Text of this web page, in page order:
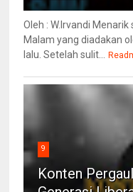
Oleh : W.Irvandi
Malam yang diadakan
lalu. Setelah sulit...
9
Konten